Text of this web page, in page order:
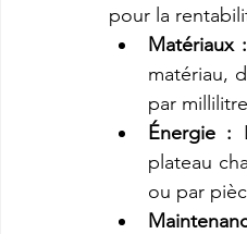
pour la
Matériaux :
matériau,
par
Énergie :
plateau
ou par